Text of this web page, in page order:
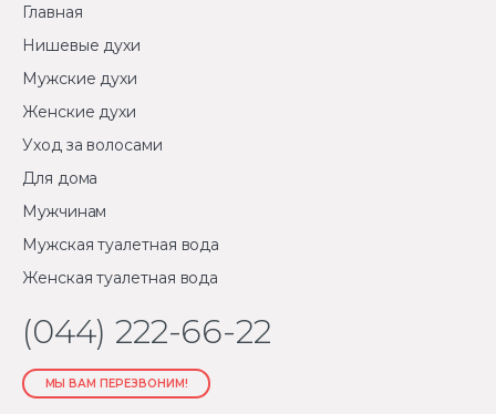
Главная
Нишевые духи
Мужские духи
Женские духи
Уход за волосами
Для дома
Мужчинам
Мужская туалетная вода
Женская туалетная вода
(044) 222-66-22
МЫ ВАМ ПЕРЕЗВОНИМ!